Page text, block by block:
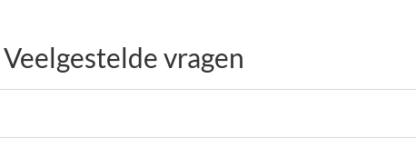
Veelgestelde vragen